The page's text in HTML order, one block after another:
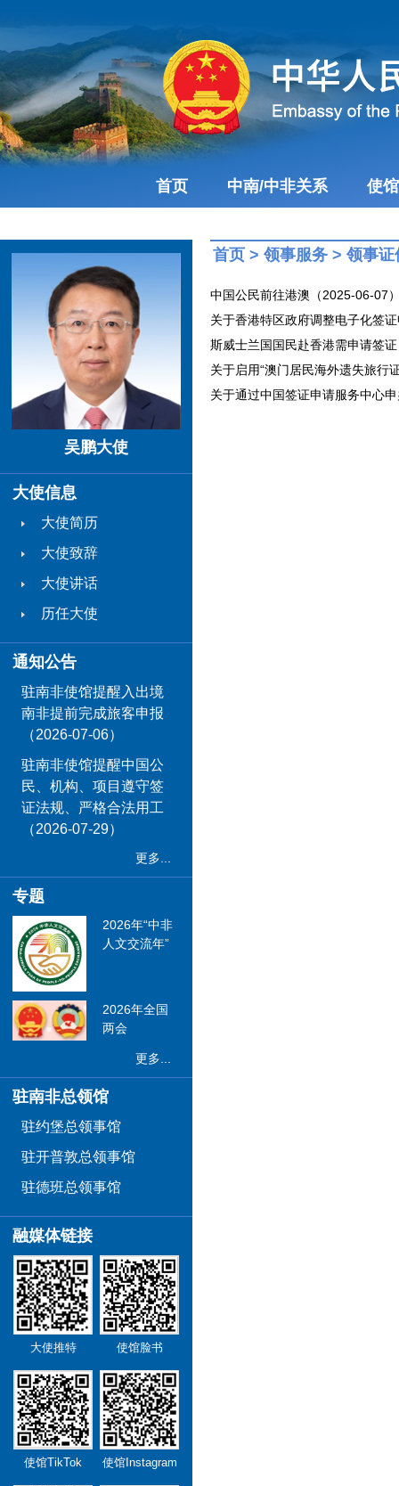
首页 中南/中非关系 使
吴鹏大使
大使信息
大使简历
大使致辞
大使讲话
历任大使
通知公告
驻南非使馆提醒入出境
南非提前完成旅客申报
（2026-07-06）
驻南非使馆提醒中国公
民、机构、项目遵守签
证法规、严格合法用工
（2026-07-29）
更多...
专题
2026年“中非
人文交流年”
2026年全国
两会
更多...
驻南非总领馆
驻约堡总领事馆
驻开普敦总领事馆
驻德班总领事馆
融媒体链接
大使推特 使馆脸书
使馆TikTok 使馆Instagram
首页 > 领事服务 > 领事证
中国公民前往港澳（2025-06-07
关于香港特区政府调整电子化签
斯威士兰国国民赴香港需申请签
关于启用“澳门居民海外遗失旅行
关于通过中国签证申请服务中心